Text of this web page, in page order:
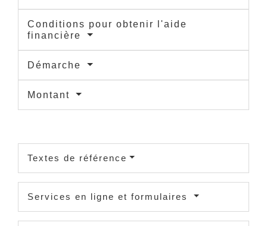
Conditions pour obtenir l'aide
financière
Démarche
Montant
Textes de référence
Services en ligne et formulaires